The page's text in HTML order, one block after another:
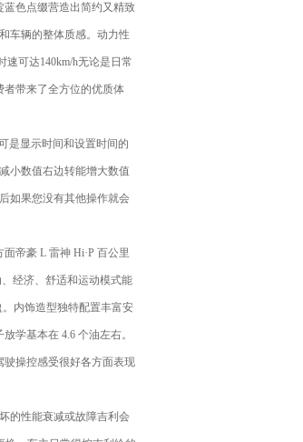
色点缀营造出简约又精致
车辆的整体质感。动力性
速可达140km/h无论是日常
带来了全方位的优质体
是显示时间和设置时间的
小数值右边转能增大数值
如果您没有其他操作就会
帝豪 L 雷神 Hi·P 百公里
经济、舒适和运动模式能
内饰造型独特配置丰富安
学基本在 4.6 个油左右。
驶操控感受很好各方面表现
的性能衰减或故障吉利会